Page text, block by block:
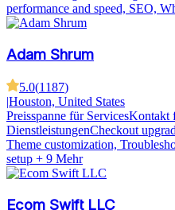
performance and speed, SEO,
Adam Shrum
5.0(1187)
|Houston, United States
Preisspanne für ServicesKontakt
DienstleistungenCheckout
Theme customization,
setup + 9 Mehr
Ecom Swift LLC